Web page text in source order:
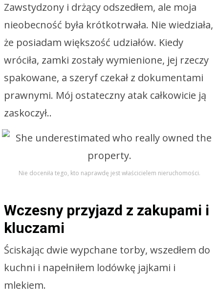
Zawstydzony i drżący odszedłem, ale moja
nieobecność była krótkotrwała. Nie wiedziała,
że posiadam większość udziałów. Kiedy
wróciła, zamki zostały wymienione, jej rzeczy
spakowane, a szeryf czekał z dokumentami
prawnymi. Mój ostateczny atak całkowicie ją
zaskoczył..
Nie doceniła tego, kto naprawdę jest właścicielem nieruchomości.
Wczesny przyjazd z zakupami i
kluczami
Ściskając dwie wypchane torby, wszedłem do
kuchni i napełniłem lodówkę jajkami i
mlekiem.